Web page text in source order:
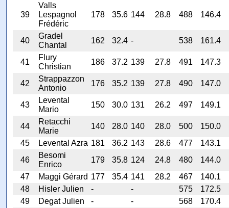
39
Valls
Lespagnol
Frédéric
178 35.6 144 28.8 488 146.4
40
Gradel
Chantal
162 32.4 - 538 161.4
41
Flury
Christian
186 37.2 139 27.8 491 147.3
42
Strappazzon
Antonio
176 35.2 139 27.8 490 147.0
43
Levental
Mario
150 30.0 131 26.2 497 149.1
44
Retacchi
Marie
140 28.0 140 28.0 500 150.0
45
Levental Azra 181 36.2 143 28.6 477 143.1
46
Besomi
Enrico
179 35.8 124 24.8 480 144.0
47
Maggi Gérard 177 35.4 141 28.2 467 140.1
48
Hisler Julien - - 575 172.5
49
Degat Julien - - 568 170.4